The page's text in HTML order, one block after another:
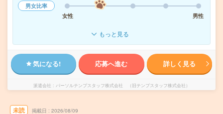
男女比率
女性
男性
もっと見る
気になる! 応募へ進む 詳しく見る
派遣会社 パーソルテンプスタッフ株式会社 （旧テンプスタッフ株式会社）
未読 掲載日 2026/08/09